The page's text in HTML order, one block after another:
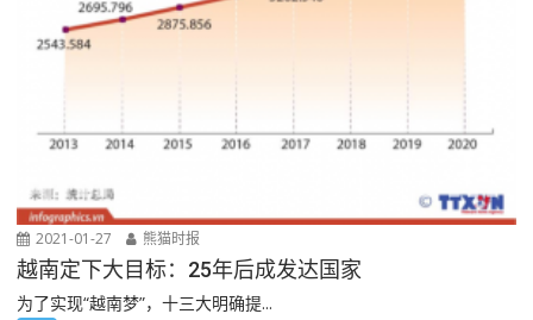
2021-01-27 熊猫时报
越南定下大目标：25年后成发达国家
为了实现“越南梦”，十三大明确提...